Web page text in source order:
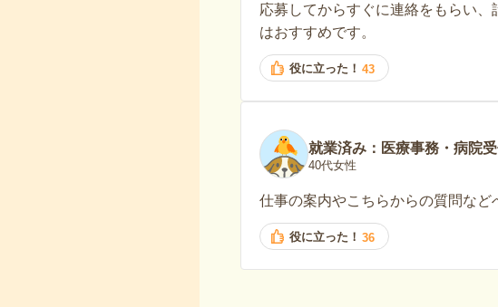
応募してからすぐに連絡をもらい
はおすすめです。
役に立った！ 43
就業済み：医療事務・病院
40代女性
仕事の案内やこちらからの質問など
役に立った！ 36